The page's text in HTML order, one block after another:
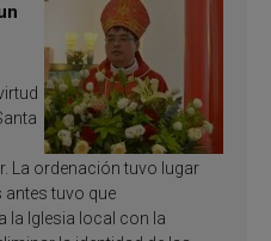
La ordenación tuvo lugar
antes tuvo que
la Iglesia local con la